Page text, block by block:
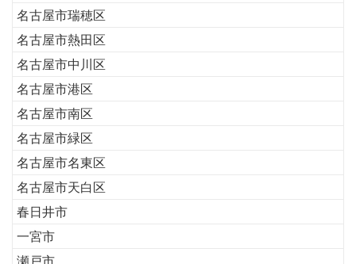
名古屋市瑞穂区
名古屋市熱田区
名古屋市中川区
名古屋市港区
名古屋市南区
名古屋市緑区
名古屋市名東区
名古屋市天白区
春日井市
一宮市
瀬戸市